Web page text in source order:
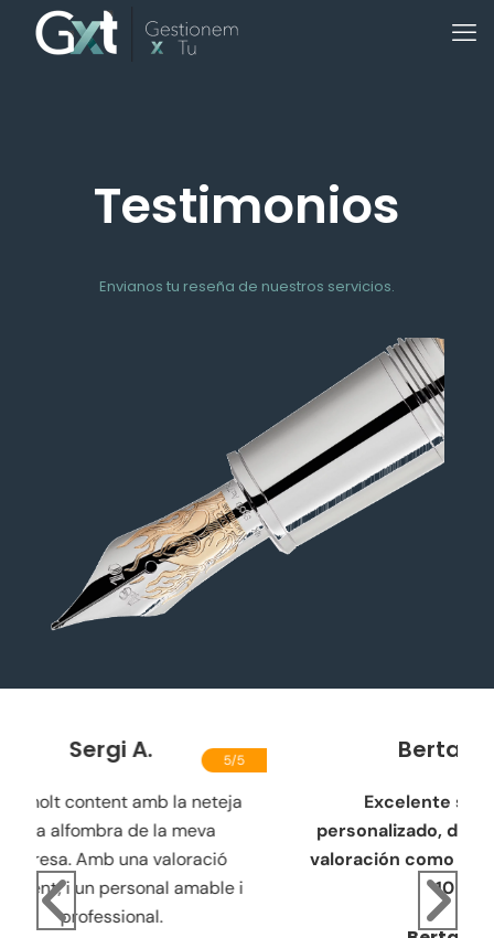
Testimonios
Envianos tu reseña de nuestros servicios.
neteja
i
Berta Le
Excelente servicio
personalizado, de limpieza, mi
valoración como servicio es de
y